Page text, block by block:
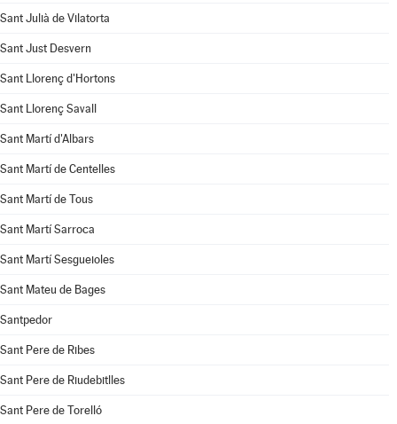
Sant Julià de Vilatorta
Sant Just Desvern
Sant Llorenç d'Hortons
Sant Llorenç Savall
Sant Martí d'Albars
Sant Martí de Centelles
Sant Martí de Tous
Sant Martí Sarroca
Sant Martí Sesgueioles
Sant Mateu de Bages
Santpedor
Sant Pere de Ribes
Sant Pere de Riudebitlles
Sant Pere de Torelló